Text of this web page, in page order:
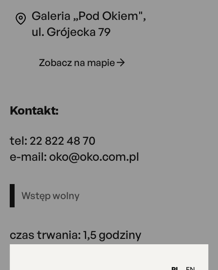
Galeria „Pod Okiem",
ul. Grójecka 79
Zobacz na mapie
Kontakt:
tel: 22 822 48 70
e-mail: oko@oko.com.pl
Wstęp wolny
czas trwania: 1,5 godziny